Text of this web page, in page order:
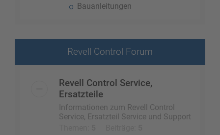
Bauanleitungen
Revell Control Forum
Revell Control Service,
Ersatzteile
Informationen zum Revell Control
Service, Ersatzteil Service und Support